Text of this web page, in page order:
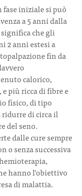
iniziale si può
a 5 anni dalla
che gli
2 anni estesi a
fin da
calorico,
più ricca di fibre e
fisico, di tipo
di circa il
del seno.
dalle cure sempre
o senza successiva
hanno l’obiettivo
di malattia.